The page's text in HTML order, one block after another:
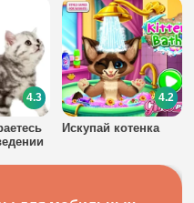
4.3
Искупай котенка
4.2